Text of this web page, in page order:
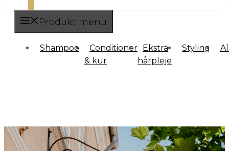
Produkt menu
Shampoo
Conditioner
& kur
Ekstra
hårpleje
Styling